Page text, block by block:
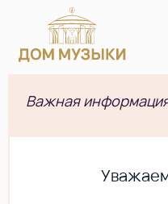
Важная